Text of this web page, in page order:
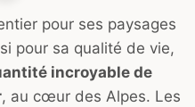
pour ses paysages
pour sa qualité de vie,
incroyable de
, au cœur des Alpes. Les